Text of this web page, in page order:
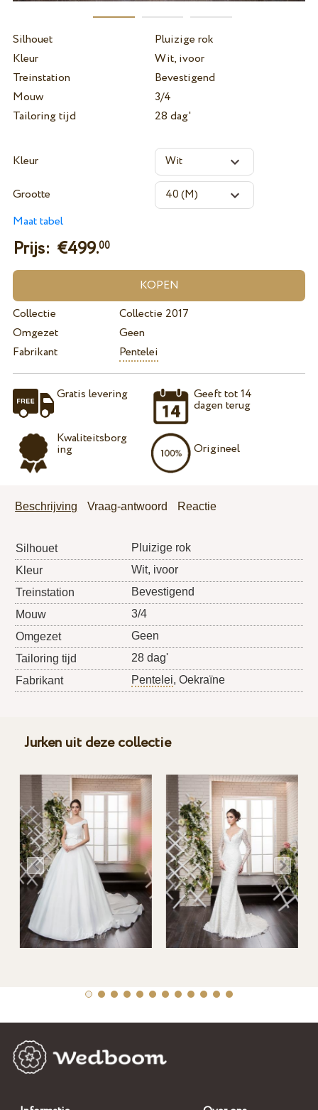
Silhouet
Pluizige rok
Kleur
Wit, ivoor
Treinstation
Bevestigend
Mouw
3/4
Tailoring tijd
28 dag'
Kleur
Grootte
Maat tabel
Prijs: €499.00
Collectie
Collectie 2017
Omgezet
Geen
Fabrikant
Pentelei
Gratis levering
Kwaliteitsborg
ing
Geeft tot 14
dagen terug
Origineel
Beschrijving Vraag-antwoord Reactie
Silhouet
Pluizige rok
Kleur
Wit, ivoor
Treinstation
Bevestigend
Mouw
3/4
Omgezet
Geen
Tailoring tijd
28 dag'
Fabrikant
Pentelei, Oekraïne
Jurken uit deze collectie